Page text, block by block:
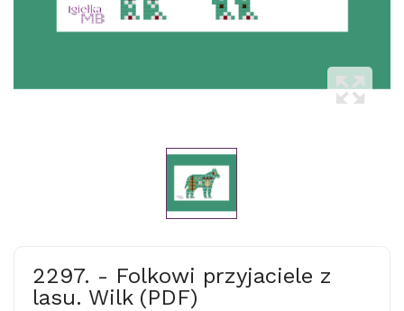
2297. - Folkowi przyjaciele z
lasu. Wilk (PDF)